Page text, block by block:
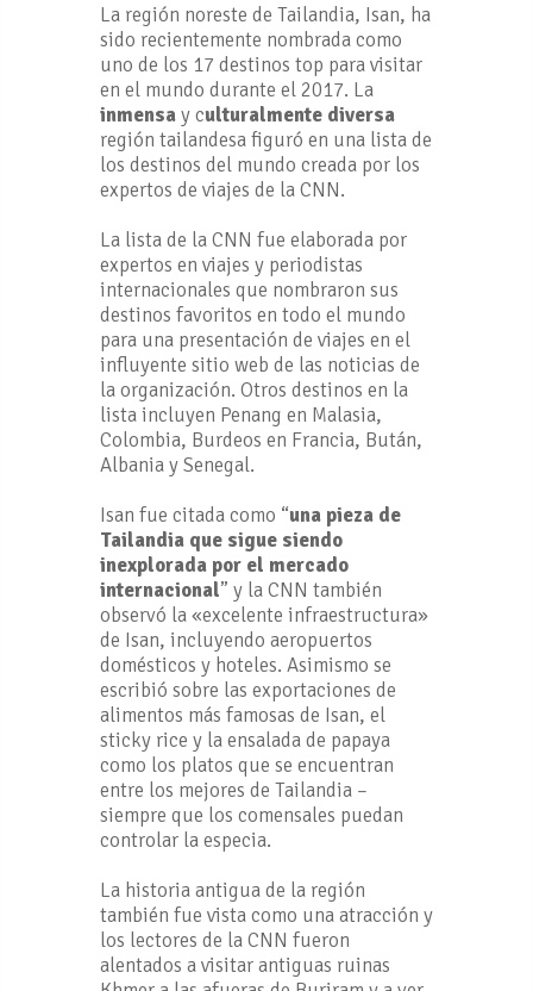
La región noreste de Tailandia, Isan, ha
sido recientemente nombrada como
uno de los 17 destinos top para visitar
en el mundo durante el 2017. La
inmensay culturalmente diversa
región tailandesa figuró en una lista de
los destinos del mundo creada por los
expertos de viajes de la CNN.
La lista de la CNN fue elaborada por
expertos en viajes y periodistas
internacionales que nombraron sus
destinos favoritos en todo el mundo
para una presentación de viajes en el
influyente sitio web de las noticias de
la organización. Otros destinos en la
lista incluyen Penang en Malasia,
Colombia, Burdeos en Francia, Bután,
Albania y Senegal.
Isan fue citada como “una pieza de
Tailandia que sigue siendo
inexplorada por el mercado
internacional” y la CNN también
observó la «excelente infraestructura»
de Isan, incluyendo aeropuertos
domésticos y hoteles. Asimismo se
escribió sobre las exportaciones de
alimentos más famosas de Isan, el
sticky rice y la ensalada de papaya
como los platos que se encuentran
entre los mejores de Tailandia –
siempre que los comensales puedan
controlar la especia.
La historia antigua de la región
también fue vista como una atracción y
los lectores de la CNN fueron
alentados a visitar antiguas ruinas